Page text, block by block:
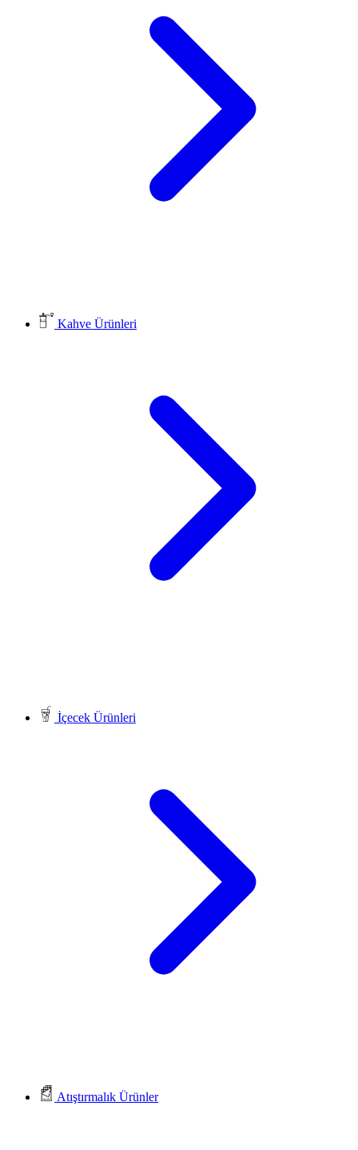
Kahve Ürünleri
İçecek Ürünleri
Atıştırmalık Ürünler